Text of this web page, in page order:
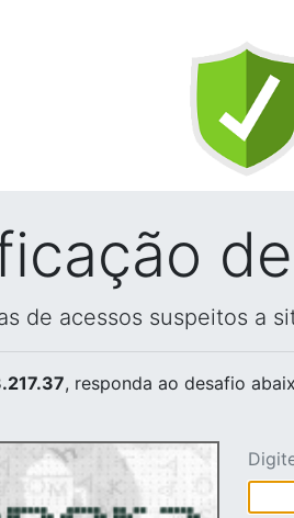
de acessos suspeitos a
, responda ao desafio